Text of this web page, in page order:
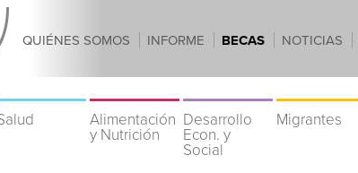
QUIÉNES SOMOS INFORME BECAS NOTICIAS
Alimentación
y Nutrición
Desarrollo
Econ. y
Social
Migrantes